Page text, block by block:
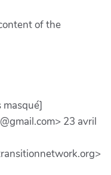
of the
masqué]
23 avril